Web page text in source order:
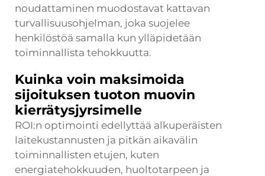
noudattaminen muodostavat kattavan
turvallisuusohjelman, joka suojelee
henkilöstöä samalla kun ylläpidetään
toiminnallista tehokkuutta.
Kuinka voin maksimoida
sijoituksen tuoton muovin
kierrätysjyrsimelle
ROI:n optimointi edellyttää alkuperäisten
laitekustannusten ja pitkän aikavälin
toiminnallisten etujen, kuten
energiatehokkuuden, huoltotarpeen ja